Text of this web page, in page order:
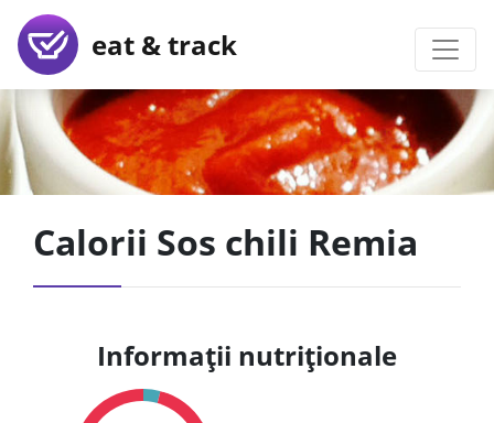
eat & track
Calorii Sos chili Remia
Informații nutriționale